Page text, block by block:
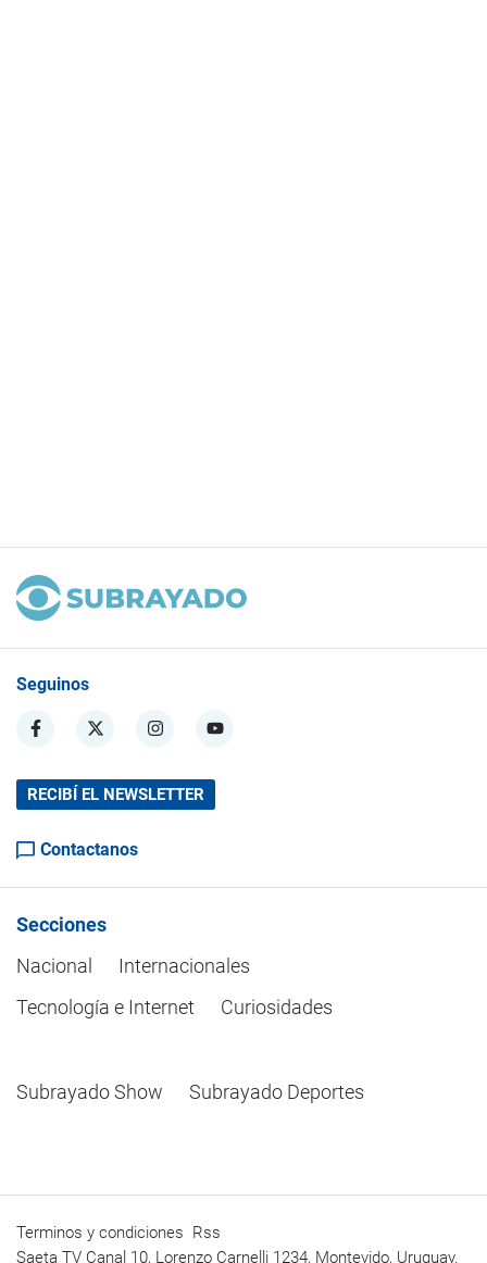
Seguinos
RECIBÍ EL NEWSLETTER
Contactanos
Secciones
Nacional
Internacionales
Tecnología e Internet
Curiosidades
Subrayado Show Subrayado Deportes
Terminos y condiciones Rss
Saeta TV Canal 10, Lorenzo Carnelli 1234, Montevido, Uruguay.